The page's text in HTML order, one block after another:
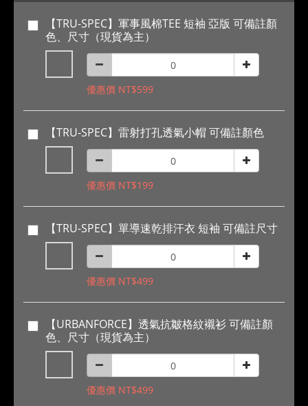
【TRU-SPEC】軍事風棉TEE 短袖 亞版 可備註顏
色、尺寸（現貨為主）
優惠價 NT$599
【TRU-SPEC】雷射打孔透氣小帽 可備註顏色
優惠價 NT$199
【TRU-SPEC】單導速乾排汗衣 短袖 可備註尺寸
優惠價 NT$499
【URBANFORCE】透氣抗皺格紋襯衫 可備註顏
色、尺寸（現貨為主）
優惠價 NT$499